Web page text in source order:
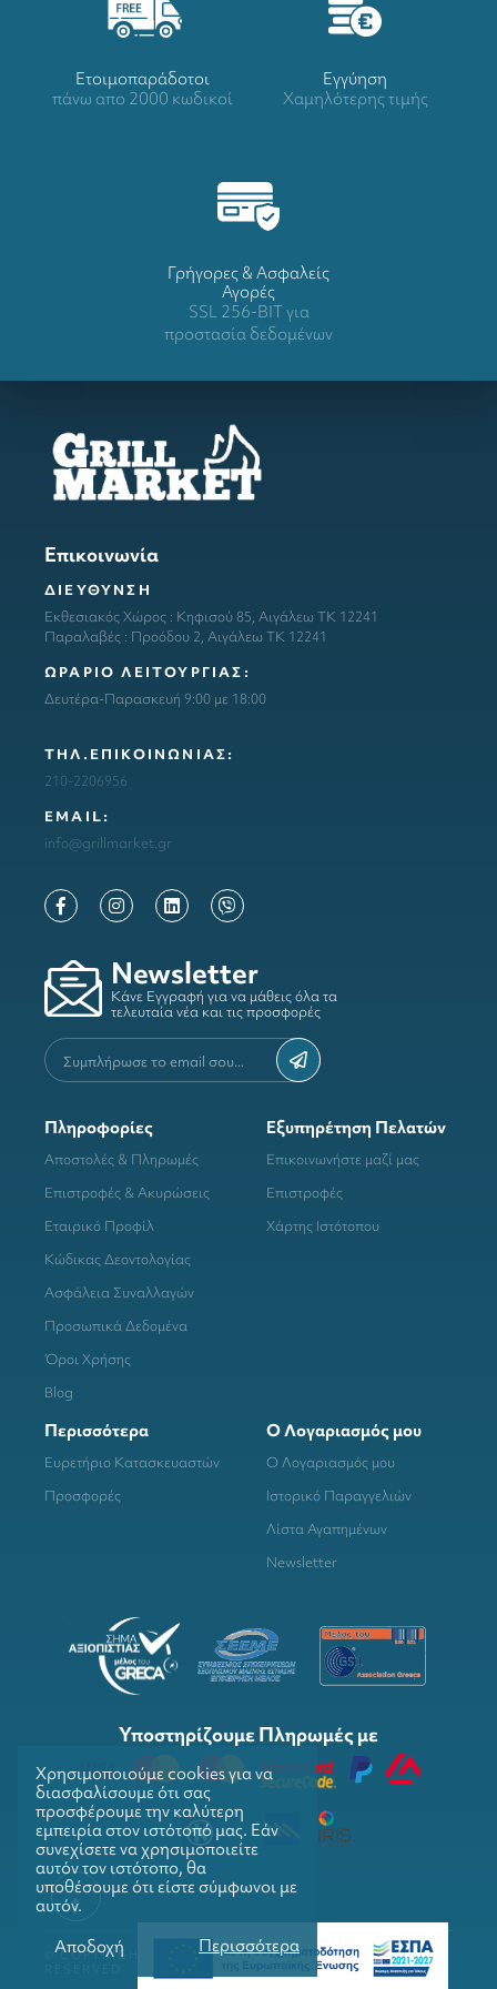
Ετοιμοπαράδοτοι
πάνω απο 2000 κωδικοί
Eγγύηση
Χαμηλότερης τιμής
Γρήγορες & Ασφαλείς
Αγορές
SSL 256-BIT για
προστασία δεδομένων
Επικοινωνία
ΔΙΕΥΘΥΝΣΗ
Εκθεσιακός Χώρος : Κηφισού 85, Αιγάλεω ΤΚ 12241
Παραλαβές : Προόδου 2, Αιγάλεω ΤΚ 12241
ΩΡΑΡΙΟ ΛΕΙΤΟΥΡΓΙΑΣ:
Δευτέρα-Παρασκευή 9:00 με 18:00
ΤΗΛ.ΕΠΙΚΟΙΝΩΝΙΑΣ:
210-2206956
ΕΜΑΙL:
info@grillmarket.gr
Newsletter
Κάνε Εγγραφή για να μάθεις όλα τα
τελευταία νέα και τις προσφορές
Πληροφορίες
Αποστολές & Πληρωμές
Επιστροφές & Ακυρώσεις
Εταιρικό Προφίλ
Κώδικας Δεοντολογίας
Ασφάλεια Συναλλαγών
Προσωπικά Δεδομένα
Όροι Χρήσης
Blog
Εξυπηρέτηση Πελατών
Επικοινωνήστε μαζί μας
Επιστροφές
Χάρτης Ιστότοπου
Περισσότερα
Ευρετήριο Κατασκευαστών
Προσφορές
Ο Λογαριασμός μου
Ο Λογαριασμός μου
Ιστορικό Παραγγελιών
Λίστα Αγαπημένων
Newsletter
Υποστηρίζουμε Πληρωμές με
© COPYRIGHTS 2026. GRILLMARKET. ALL RIGHTS
Χρησιμοποιούμε cookies για να
διασφαλίσουμε ότι σας
προσφέρουμε την καλύτερη
εμπειρία στον ιστότοπό μας. Εάν
συνεχίσετε να χρησιμοποιείτε
αυτόν τον ιστότοπο, θα
υποθέσουμε ότι είστε σύμφωνοι με
αυτόν.
Αποδοχή
Περισσότερα